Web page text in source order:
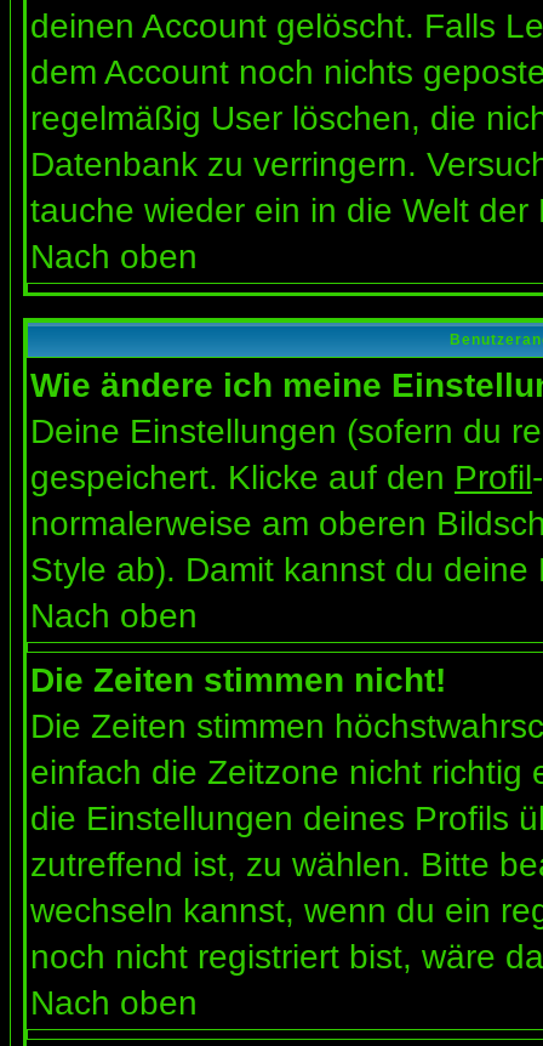
deinen Account gelöscht. Falls
dem Account noch nichts
regelmäßig User löschen, die
Datenbank zu verringern.
tauche wieder ein in die Welt der
Nach oben
Wie ändere ich meine
Deine Einstellungen (sofern du
gespeichert. Klicke auf den Profil
normalerweise am oberen
Style ab). Damit kannst du
Nach oben
Die Zeiten stimmen nicht!
Die Zeiten stimmen
einfach die Zeitzone nicht richtig
die Einstellungen deines Profils
zutreffend ist, zu wählen. Bitte
wechseln kannst, wenn du ein
noch nicht registriert bist, wäre
Nach oben